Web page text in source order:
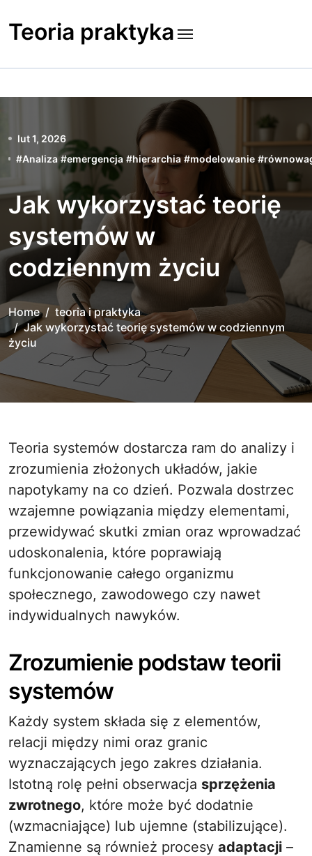
to
content
Teoria praktyka
lut 1, 2026
#Analiza #emergencja #hierarchia #modelowanie #
Jak wykorzystać teorię
systemów w
codziennym życiu
Home
teoria i praktyka
Jak wykorzystać teorię systemów w codziennym
życiu
Teoria systemów dostarcza ram do analizy i
zrozumienia złożonych układów, jakie
napotykamy na co dzień. Pozwala dostrzec
wzajemne powiązania między elementami,
przewidywać skutki zmian oraz wprowadzać
udoskonalenia, które poprawiają
funkcjonowanie całego organizmu
społecznego, zawodowego czy nawet
indywidualnych nawyków.
Zrozumienie podstaw teorii
systemów
Każdy system składa się z elementów,
relacji między nimi oraz granic
wyznaczających jego zakres działania.
Istotną rolę pełni obserwacja sprzężenia
zwrotnego, które może być dodatnie
(wzmacniające) lub ujemne (stabilizujące).
Znamienne są również procesy adaptacji –